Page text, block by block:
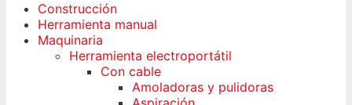
Construcción
Herramienta manual
Maquinaria
Herramienta electroportátil
Con cable
Amoladoras y pulidoras